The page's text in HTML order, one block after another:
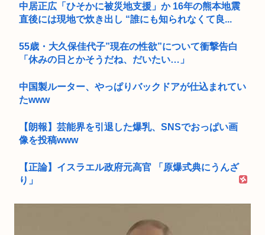
中居正広「ひそかに被災地支援」か 16年の熊本地震
直後には現地で炊き出し “誰にも知られなくて良...
55歳・大久保佳代子”現在の性欲”について衝撃告白
「休みの日とかそうだね、だいたい…」
中国製ルーター、やっぱりバックドアが仕込まれてい
たwww
【朗報】芸能界を引退した爆乳、SNSでおっぱい画
像を投稿www
【正論】イスラエル政府元高官 「原爆式典にうんざ
り」